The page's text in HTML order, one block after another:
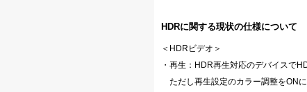
HDRに関する現状の仕様について
＜HDRビデオ＞
・再生：HDR再生対応のデバイスで
ただし再生設定のカラー調整をONに